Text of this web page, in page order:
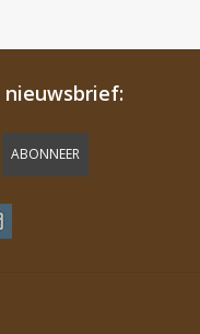
nieuwsbrief:
ABONNEER